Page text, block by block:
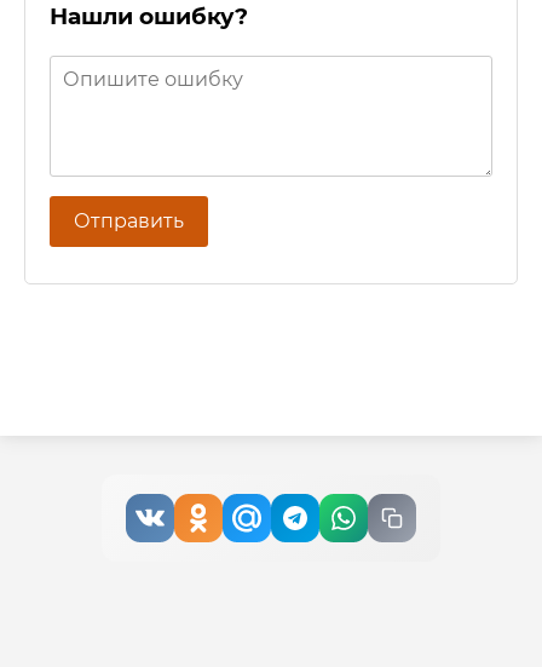
Нашли ошибку?
Отправить